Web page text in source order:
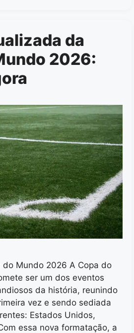
da
2026:
do Mundo 2026 A Copa do
ser um dos eventos
da história, reunindo
vez e sendo sediada
Estados Unidos,
essa nova formatação, a